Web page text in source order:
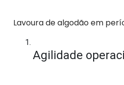
Lavoura de algodão em
Agilidade